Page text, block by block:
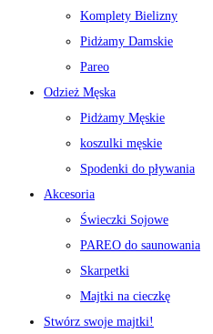
Komplety Bielizny
Pidżamy Damskie
Pareo
Odzież Męska
Pidżamy Męskie
koszulki męskie
Spodenki do pływania
Akcesoria
Świeczki Sojowe
PAREO do saunowania
Skarpetki
Majtki na cieczkę
Stwórz swoje majtki!